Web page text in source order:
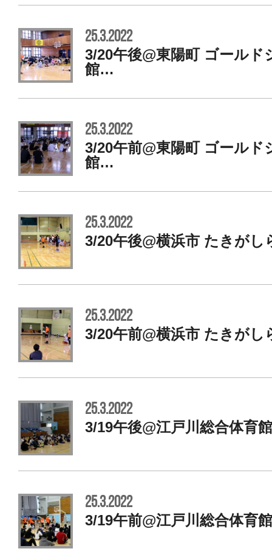
25.3.2022
3/20午後@東陽町 ゴールド
館…
25.3.2022
3/20午前@東陽町 ゴールド
館…
25.3.2022
3/20午後@横浜市 たきが
25.3.2022
3/20午前@横浜市 たきが
25.3.2022
3/19午後@江戸川総合体
25.3.2022
3/19午前@江戸川総合体